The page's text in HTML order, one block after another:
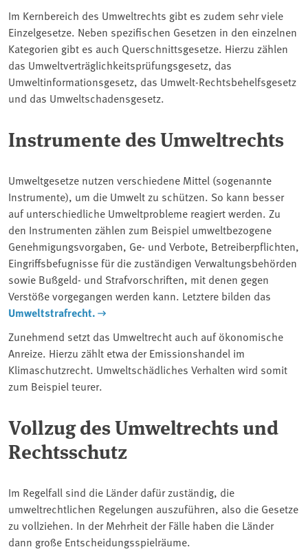
Im Kernbereich des Umweltrechts gibt es zudem sehr viele
Einzelgesetze. Neben spezifischen Gesetzen in den einzelnen
Kategorien gibt es auch Querschnittsgesetze. Hierzu zählen
das Umweltverträglichkeitsprüfungsgesetz, das
Umweltinformationsgesetz, das Umwelt-Rechtsbehelfsgesetz
und das Umweltschadensgesetz.
Instrumente des Umweltrechts
Umweltgesetze nutzen verschiedene Mittel (sogenannte
Instrumente), um die Umwelt zu schützen. So kann besser
auf unterschiedliche Umweltprobleme reagiert werden. Zu
den Instrumenten zählen zum Beispiel umweltbezogene
Genehmigungsvorgaben, Ge- und Verbote, Betreiberpflichten,
Eingriffsbefugnisse für die zuständigen Verwaltungsbehörden
sowie Bußgeld- und Strafvorschriften, mit denen gegen
Verstöße vorgegangen werden kann. Letztere bilden das
Umweltstrafrecht.
Zunehmend setzt das Umweltrecht auch auf ökonomische
Anreize. Hierzu zählt etwa der Emissionshandel im
Klimaschutzrecht. Umweltschädliches Verhalten wird somit
zum Beispiel teurer.
Vollzug des Umweltrechts und
Rechtsschutz
Im Regelfall sind die Länder dafür zuständig, die
umweltrechtlichen Regelungen auszuführen, also die Gesetze
zu vollziehen. In der Mehrheit der Fälle haben die Länder
dann große Entscheidungsspielräume.